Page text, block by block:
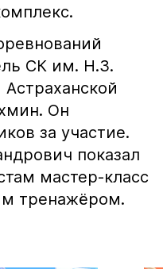
СК им. Н.З.
Он
за участие.
показал
мастер-класс
тренажёром.